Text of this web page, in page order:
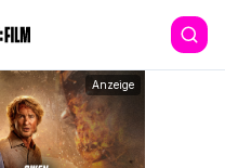
Anzeige